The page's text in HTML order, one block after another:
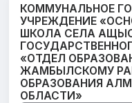
КОММУНАЛЬНОЕ
УЧРЕЖДЕНИЕ
ШКОЛА СЕЛА
«ОТДЕЛ
ЖАМБЫЛСКОМУ
ОБРАЗОВАНИЯ
ОБЛАСТИ»